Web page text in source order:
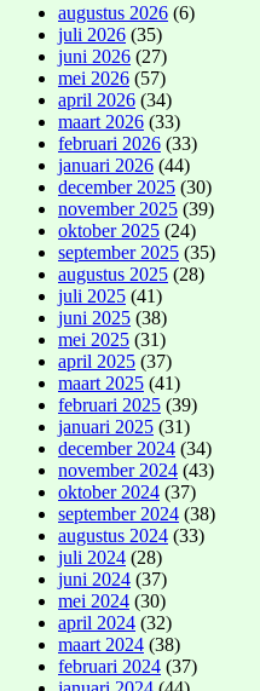
augustus 2026 (6)
juli 2026 (35)
juni 2026 (27)
mei 2026 (57)
april 2026 (34)
maart 2026 (33)
februari 2026 (33)
januari 2026 (44)
december 2025 (30)
november 2025 (39)
oktober 2025 (24)
september 2025 (35)
augustus 2025 (28)
juli 2025 (41)
juni 2025 (38)
mei 2025 (31)
april 2025 (37)
maart 2025 (41)
februari 2025 (39)
januari 2025 (31)
december 2024 (34)
november 2024 (43)
oktober 2024 (37)
september 2024 (38)
augustus 2024 (33)
juli 2024 (28)
juni 2024 (37)
mei 2024 (30)
april 2024 (32)
maart 2024 (38)
februari 2024 (37)